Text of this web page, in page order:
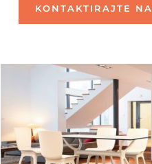
KONTAKTIRAJTE